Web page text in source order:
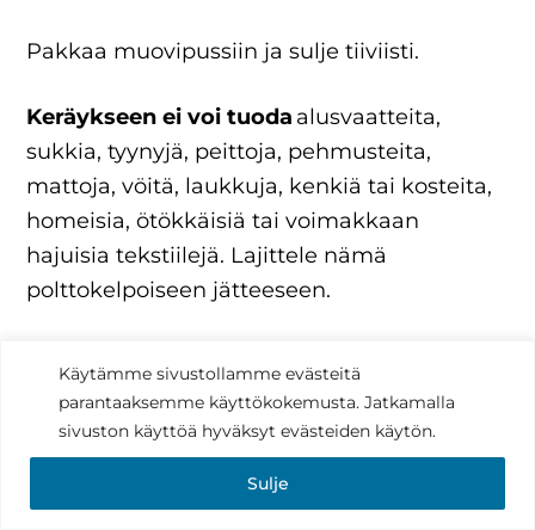
Käytämme sivustollamme evästeitä
parantaaksemme käyttökokemusta. Jatkamalla
sivuston käyttöä hyväksyt evästeiden käytön.
Sulje
Pakkaa muovipussiin ja sulje tiiviisti.
Keräykseen ei voi tuoda alusvaatteita,
sukkia, tyynyjä, peittoja, pehmusteita,
mattoja, vöitä, laukkuja, kenkiä tai kosteita,
homeisia, ötökkäisiä tai voimakkaan
hajuisia tekstiilejä. Lajittele nämä
polttokelpoiseen jätteeseen.
hyväntekeväisyyteen!
Lisätietoja: